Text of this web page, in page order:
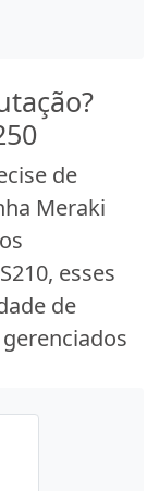
de
Meraki
esses
de